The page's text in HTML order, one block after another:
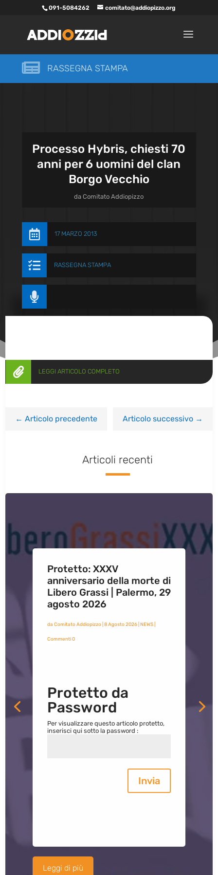
091-5084262 comitato@addiopizzo.org
 RASSEGNA STAMPA
Processo Hybris, chiesti 70
anni per 6 uomini del clan
Borgo Vecchio
daComitato Addiopizzo
 17 MARZO 2013
 RASSEGNA STAMPA

 LEGGI ARTICOLO COMPLETO
←Articolo precedente Articolo successivo→
Articoli recenti
Protetto: XXXV
anniversario della morte di
Libero Grassi | Palermo, 29
agosto 2026
da Comitato Addiopizzo| 8 Agosto 2026| NEWS|
Commenti 0
Protetto da
Password
Per visualizzare questo articolo protetto,
inserisci qui sotto la password :
Invia
Leggi di più